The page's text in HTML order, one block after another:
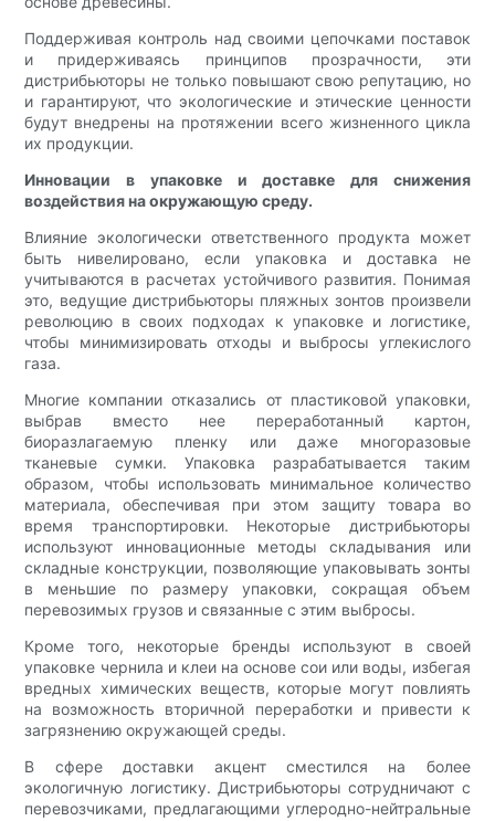
Поддерживая контроль над своими цепочками поставок
и придерживаясь принципов прозрачности, эти
дистрибьюторы не только повышают свою репутацию, но
и гарантируют, что экологические и этические ценности
будут внедрены на протяжении всего жизненного цикла
их продукции.
Инновации в упаковке и доставке для снижения
воздействия на окружающую среду.
Влияние экологически ответственного продукта может
быть нивелировано, если упаковка и доставка не
учитываются в расчетах устойчивого развития. Понимая
это, ведущие дистрибьюторы пляжных зонтов произвели
революцию в своих подходах к упаковке и логистике,
чтобы минимизировать отходы и выбросы углекислого
газа.
Многие компании отказались от пластиковой упаковки,
выбрав вместо нее переработанный картон,
биоразлагаемую пленку или даже многоразовые
тканевые сумки. Упаковка разрабатывается таким
образом, чтобы использовать минимальное количество
материала, обеспечивая при этом защиту товара во
время транспортировки. Некоторые дистрибьюторы
используют инновационные методы складывания или
складные конструкции, позволяющие упаковывать зонты
в меньшие по размеру упаковки, сокращая объем
перевозимых грузов и связанные с этим выбросы.
Кроме того, некоторые бренды используют в своей
упаковке чернила и клеи на основе сои или воды, избегая
вредных химических веществ, которые могут повлиять
на возможность вторичной переработки и привести к
загрязнению окружающей среды.
В сфере доставки акцент сместился на более
экологичную логистику. Дистрибьюторы сотрудничают с
перевозчиками, предлагающими углеродно-нейтральные